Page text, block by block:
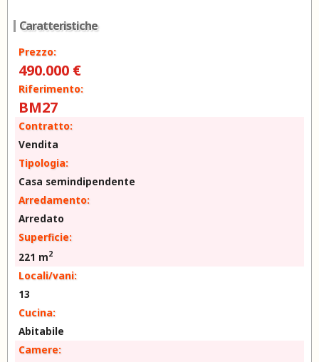
Caratteristiche
Prezzo:
490.000 €
Riferimento:
BM27
Contratto:
Vendita
Tipologia:
Casa semindipendente
Arredamento:
Arredato
Superficie:
221 m2
Locali/vani:
13
Cucina:
Abitabile
Camere: